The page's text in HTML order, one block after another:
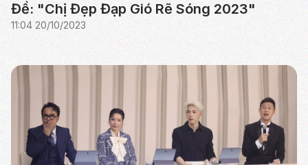
Đề: "Chị Đẹp Đạp Gió Rẽ Sóng 2023"
11:04 20/10/2023